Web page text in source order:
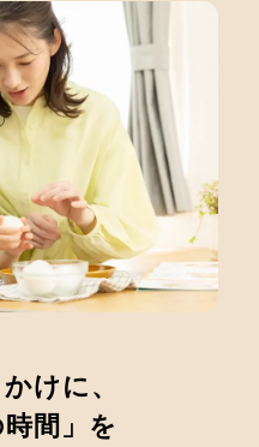
けに、
時間」を